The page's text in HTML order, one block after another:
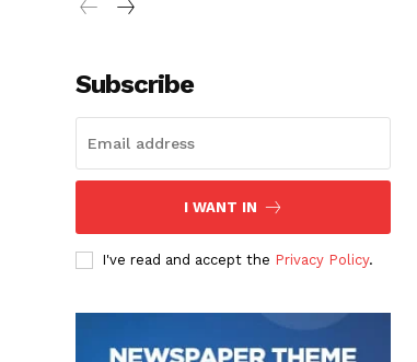
Subscribe
I WANT IN
I've read and accept the Privacy Policy.